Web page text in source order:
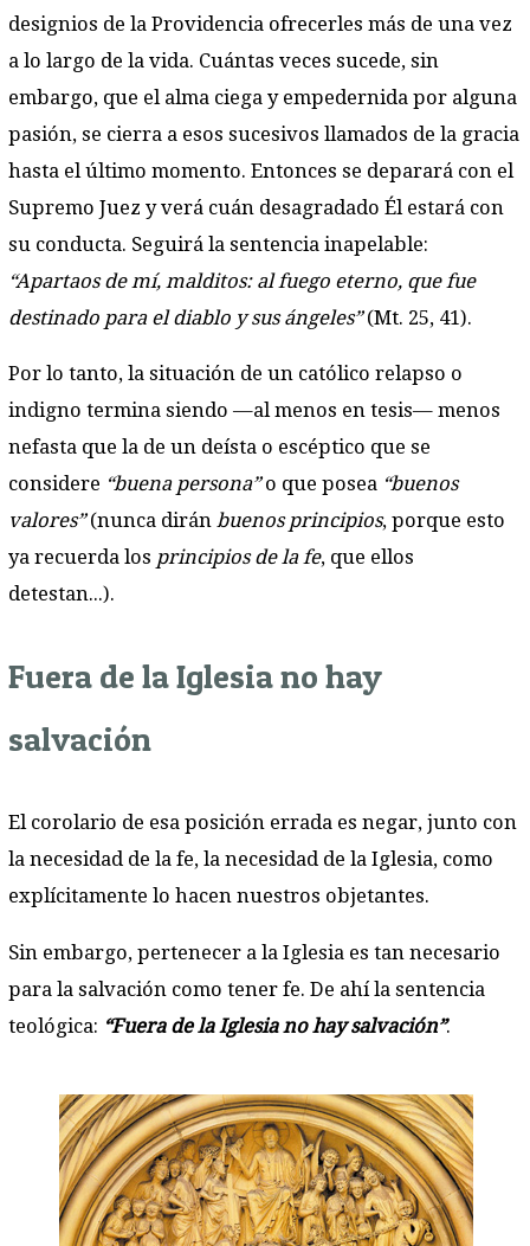
designios de la Providencia ofrecerles más de una vez
a lo largo de la vida. Cuántas veces sucede, sin
embargo, que el alma ciega y empedernida por alguna
pasión, se cierra a esos sucesivos llamados de la gracia
hasta el último momento. Entonces se deparará con el
Supremo Juez y verá cuán desagradado Él estará con
su conducta. Seguirá la sentencia inapelable:
“Apartaos de mí, malditos: al fuego eterno, que fue
destinado para el diablo y sus ángeles”(Mt. 25, 41).
Por lo tanto, la situación de un católico relapso o
indigno termina siendo —al menos en tesis— menos
nefasta que la de un deísta o escéptico que se
considere “buena persona”o que posea “buenos
valores”(nunca dirán buenos principios, porque esto
ya recuerda los principios de la fe, que ellos
detestan...).
Fuera de la Iglesia no hay
salvación
El corolario de esa posición errada es negar, junto con
la necesidad de la fe, la necesidad de la Iglesia, como
explícitamente lo hacen nuestros objetantes.
Sin embargo, pertenecer a la Iglesia es tan necesario
para la salvación como tener fe. De ahí la sentencia
teológica: “Fuera de la Iglesia no hay salvación”.